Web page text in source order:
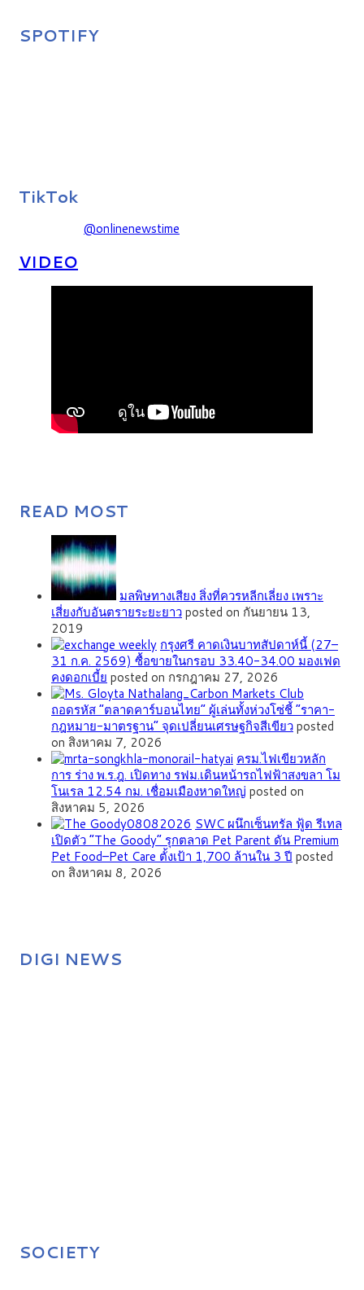
SPOTIFY
TikTok
@onlinenewstime
VIDEO
READ MOST
มลพิษทางเสียง สิ่งที่ควรหลีกเลี่ยง เพราะ
เสี่ยงกับอันตรายระยะยาวposted on กันยายน 13,
2019
กรุงศรี คาดเงินบาทสัปดาห์นี้ (27–
31 ก.ค. 2569) ซื้อขายในกรอบ 33.40-34.00 มองเฟด
คงดอกเบี้ย posted on กรกฎาคม 27, 2026
ถอดรหัส “ตลาดคาร์บอนไทย” ผู้เล่นทั้งห่วงโซ่ชี้ “ราคา-
กฎหมาย-มาตรฐาน” จุดเปลี่ยนเศรษฐกิจสีเขียวposted
on สิงหาคม 7, 2026
ครม.ไฟเขียวหลัก
การ ร่าง พ.ร.ฎ. เปิดทาง รฟม.เดินหน้ารถไฟฟ้าสงขลา โม
โนเรล 12.54 กม. เชื่อมเมืองหาดใหญ่ posted on
สิงหาคม 5, 2026
SWC ผนึกเซ็นทรัล ฟู้ด รีเทล
เปิดตัว “The Goody” รุกตลาด Pet Parent ดัน Premium
Pet Food–Pet Care ตั้งเป้า 1,700 ล้านใน 3 ปี posted
on สิงหาคม 8, 2026
DIGI NEWS
SOCIETY